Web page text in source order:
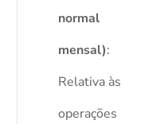
normal
mensal):
Relativa às
operações